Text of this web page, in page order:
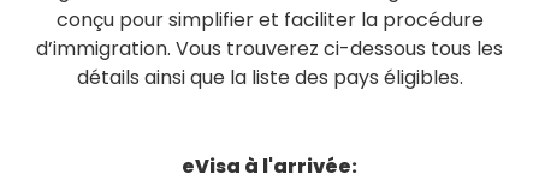
conçu pour simplifier et faciliter la procédure
d’immigration. Vous trouverez ci-dessous tous les
détails ainsi que la liste des pays éligibles.
eVisa à l'arrivée: